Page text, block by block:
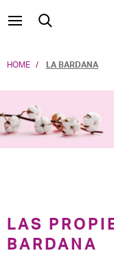
HOME LA BARDANA
LAS
BARDANA